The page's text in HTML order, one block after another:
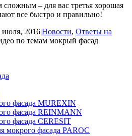
– для вас третья хорошая
все быстро и правильно!
июля, 2016|Новости, Ответы на
по темам мокрый фасад
фасада MUREXIN
фасада REINMANN
фасада CERESIT
мокрого фасада PAROC